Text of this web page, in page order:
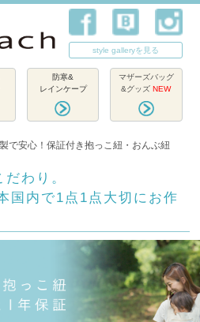
style galleryを見る
防寒&
レインケープ
マザーズバッグ
&グッズ NEW
で安心！保証付き抱っこ紐・おんぶ紐
わり。
国内で1点1点大切にお作